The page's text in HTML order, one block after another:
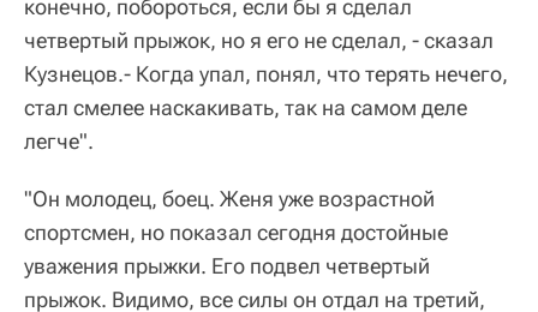
прыжок. Видимо, все силы он отдал на третий,
который не всегда проходит так, как хотелось
отличные. Женя подтвердил, что может бороться
хорошей физической форме и может
показывать достойные прыжки. Уверена, он
сможет в ближайшие годы конкурировать на
самом высоком уровне", - сказала главный